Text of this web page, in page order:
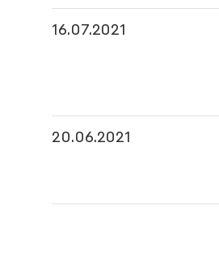
16.07.2021
20.06.2021